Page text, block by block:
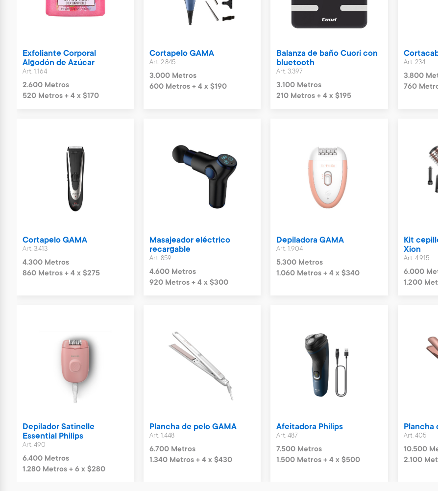
Exfoliante Corporal
Algodón de Azúcar
Art. 1.164
2.600 Metros
520 Metros + 4 x $170
Cortapelo GAMA
Art. 2.845
3.000 Metros
600 Metros + 4 x $190
Balanza de baño Cuori con
bluetooth
Art. 3.397
3.100 Metros
210 Metros + 4 x $195
Art. 234
3.800
760
Cortapelo GAMA
Art. 3.413
4.300 Metros
860 Metros + 4 x $275
Masajeador eléctrico
recargable
Art. 859
4.600 Metros
920 Metros + 4 x $300
Depiladora GAMA
Art. 1.904
5.300 Metros
1.060 Metros + 4 x $340
Kit
Xion
Art. 4.915
6.000
1.200
Depilador Satinelle
Essential Philips
Art. 490
6.400 Metros
1.280 Metros + 6 x $280
Plancha de pelo GAMA
Art. 1.448
6.700 Metros
1.340 Metros + 4 x $430
Afeitadora Philips
Art. 487
7.500 Metros
1.500 Metros + 4 x $500
Plancha
Art. 405
10.500
2.100